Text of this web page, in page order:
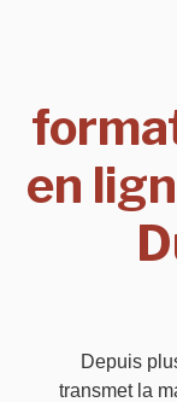
en
Depuis
transmet la